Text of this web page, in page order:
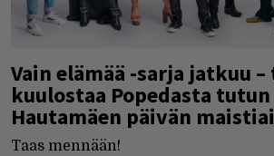
Vain elämää -sarja jatkuu
kuulostaa Popedasta
Hautamäen päivän
Taas mennään!